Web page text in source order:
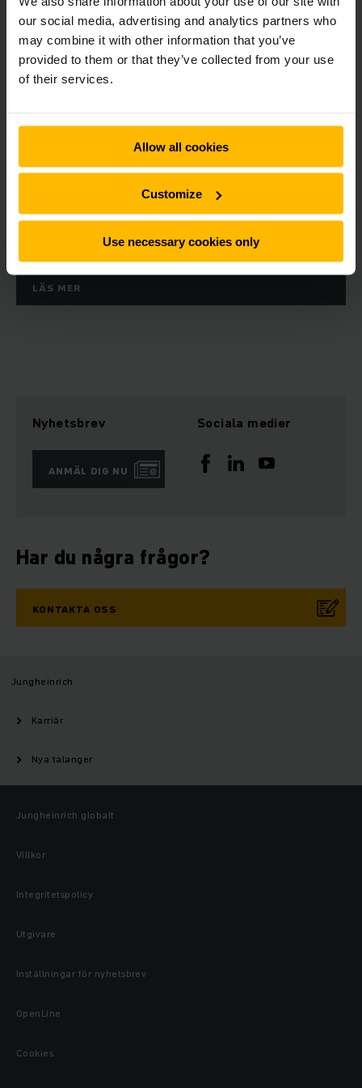
our social media, advertising and analytics partners who
may combine it with other information that you’ve
provided to them or that they’ve collected from your use
of their services.
Allow all cookies
Customize
Use necessary cookies only
Vill du arbeta som servicetekniker hos
Med över femtio års erfarenhet av truckservice erbjuder vi
dig ett fritt arbete med den senaste tekniken.
LÄS MER
Nyhetsbrev
ANMÄL DIG NU
Sociala medier
Har du några frågor?
KONTAKTA OSS
Jungheinrich
Karriär
Nya talanger
Jungheinrich globalt
Villkor
Integritetspolicy
Utgivare
Inställningar för nyhetsbrev
OpenLine
Cookies